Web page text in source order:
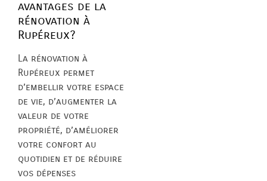
avantages de la
rénovation à
Rupéreux?
La rénovation à
Rupéreux permet
d’embellir votre espace
de vie, d’augmenter la
valeur de votre
propriété, d’améliorer
votre confort au
quotidien et de réduire
vos dépenses